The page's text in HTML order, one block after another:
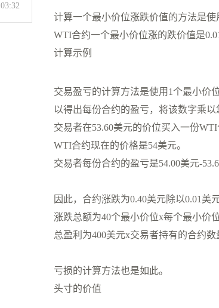
03:32
计算一个最小价位涨跌价值的方法是使
WTI合约一个最小价位涨的跌价值是
计算示例
交易盈亏的计算方法是使用1个最小价
以得出每份合约的盈亏，将该数字乘
交易者在53.60美元的价位买入一份WTI
WTI合约现在的价格是54美元。
交易者每份合约的盈亏是54.00美元-
因此，合约涨跌为0.40美元除以0.01美
涨跌总额为40个最小价位x每个最小价
总盈利为400美元x交易者持有的合约数
亏损的计算方法也是如此。
头寸的价值